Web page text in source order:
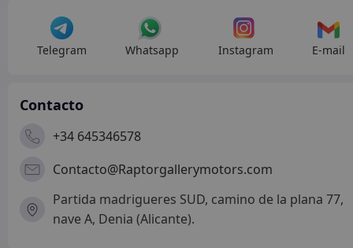
Telegram Whatsapp Instagram E-mail
Contacto
+34 645346578
Contacto@Raptorgallerymotors.com
Partida madrigueres SUD, camino de la plana 77,
nave A, Denia (Alicante).